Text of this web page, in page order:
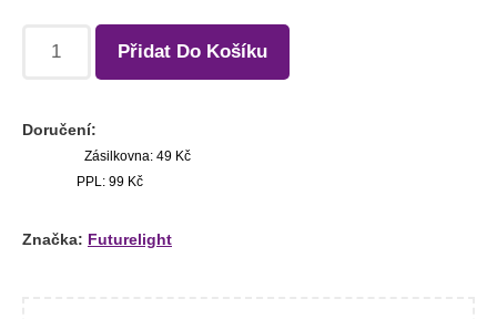
Přidat Do Košíku
Doručení:
Zásilkovna: 49 Kč
PPL: 99 Kč
Značka: Futurelight